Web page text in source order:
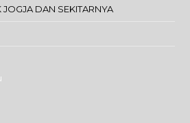
DAN SEKITARNYA